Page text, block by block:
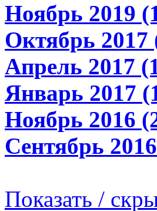
Ноябрь 2019
Октябрь 2017
Апрель 2017
Январь 2017
Ноябрь 2016
Сентябрь
Показать /